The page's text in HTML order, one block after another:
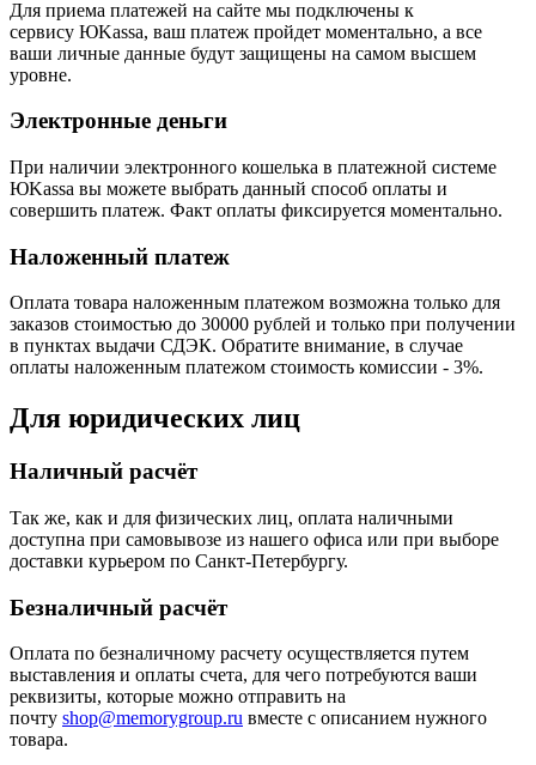
Для приема платежей на сайте мы подключены к
сервису ЮKassa, ваш платеж пройдет моментально, а все
ваши личные данные будут защищены на самом высшем
уровне.
Электронные деньги
При наличии электронного кошелька в платежной системе
ЮKassa вы можете выбрать данный способ оплаты и
совершить платеж. Факт оплаты фиксируется моментально.
Наложенный платеж
Оплата товара наложенным платежом возможна только для
заказов стоимостью до 30000 рублей и только при получении
в пунктах выдачи СДЭК. Обратите внимание, в случае
оплаты наложенным платежом стоимость комиссии - 3%.
Для юридических лиц
Наличный расчёт
Так же, как и для физических лиц, оплата наличными
доступна при самовывозе из нашего офиса или при выборе
доставки курьером по Санкт-Петербургу.
Безналичный расчёт
Оплата по безналичному расчету осуществляется путем
выставления и оплаты счета, для чего потребуются ваши
реквизиты, которые можно отправить на
почту shop@memorygroup.ru вместе с описанием нужного
товара.